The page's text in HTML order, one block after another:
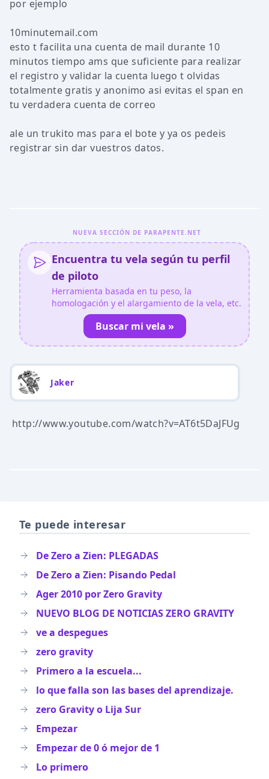
por ejemplo
10minutemail.com
esto t facilita una cuenta de mail durante 10
minutos tiempo ams que suficiente para realizar
el registro y validar la cuenta luego t olvidas
totalmente gratis y anonimo asi evitas el span en
tu verdadera cuenta de correo
ale un trukito mas para el bote y ya os pedeis
registrar sin dar vuestros datos.
NUEVA SECCIÓN DE PARAPENTE.NET
Encuentra tu vela según tu perfil
de piloto
Herramienta basada en tu peso, la
homologación y el alargamiento de la vela, etc.
Buscar mi vela »
Jaker
http://www.youtube.com/watch?v=AT6t5DaJFUg
Te puede interesar
De Zero a Zien: PLEGADAS
De Zero a Zien: Pisando Pedal
Ager 2010 por Zero Gravity
NUEVO BLOG DE NOTICIAS ZERO GRAVITY
ve a despegues
zero gravity
Primero a la escuela...
lo que falla son las bases del aprendizaje.
zero Gravity o Lija Sur
Empezar
Empezar de 0 ó mejor de 1
Lo primero